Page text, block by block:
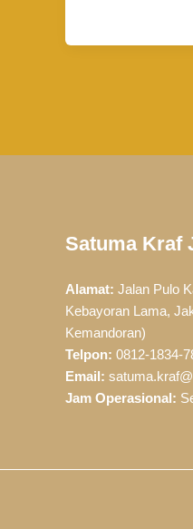
Satuma Kraf
Alamat: Jalan Pulo
Kebayoran Lama,
Kemandoran)
Telpon: 0812-1834-
Email:
Jam Operasional: